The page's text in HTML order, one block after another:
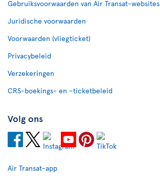
Gebruiksvoorwaarden van Air Transat-websites
Juridische voorwaarden
Voorwaarden (vliegticket)
Privacybeleid
Verzekeringen
CRS-boekings- en –ticketbeleid
Volg ons
Air Transat-app